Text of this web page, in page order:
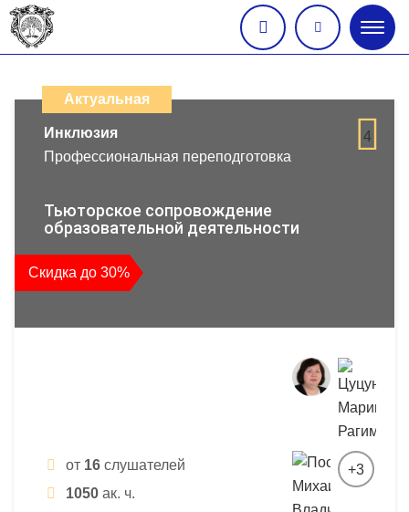
меню
дистанционных
образовательных
повышения
квалификации
и
профессиональной
Актуальная
4
Инклюзия
Профессиональная переподготовка
Тьюторское сопровождение
образовательной деятельности
Скидка до 30%
от 16 слушателей
1050 ак. ч.
+3